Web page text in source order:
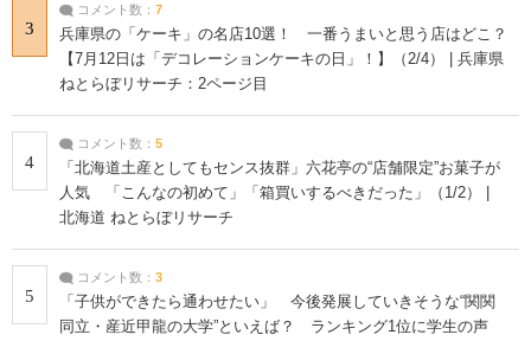
3
コメント数： 7
兵庫県の「ケーキ」の名店10選！ 一番うまいと思う店はどこ？
【7月12日は「デコレーションケーキの日」！】（2/4） | 兵庫県
ねとらぼリサーチ：2ページ目
4
コメント数： 5
「北海道土産としてもセンス抜群」六花亭の“店舗限定”お菓子が
人気 「こんなの初めて」「箱買いするべきだった」（1/2） |
北海道 ねとらぼリサーチ
5
コメント数： 3
「子供ができたら通わせたい」 今後発展していきそうな“関関
同立・産近甲龍の大学”といえば？ ランキング1位に学生の声